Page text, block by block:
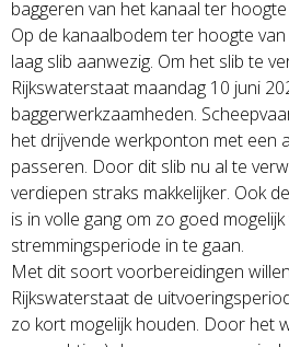
baggeren van het kanaal ter
Op de kanaalbodem ter hoogte
laag slib aanwezig. Om het slib te
Rijkswaterstaat maandag 10 juni
baggerwerkzaamheden.
het drijvende werkponton met een
passeren. Door dit slib nu al te
verdiepen straks makkelijker. Ook
is in volle gang om zo goed
stremmingsperiode in te gaan.
Met dit soort voorbereidingen
Rijkswaterstaat de
zo kort mogelijk houden. Door het